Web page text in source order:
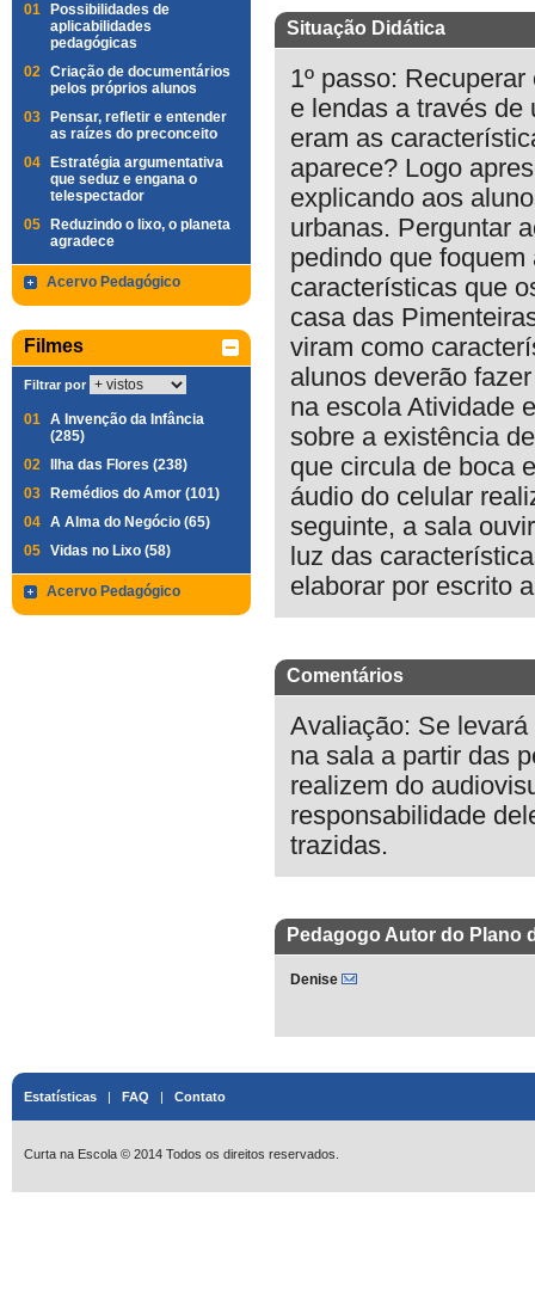
01
Possibilidades de
aplicabilidades
pedagógicas
02 Criação de documentários
pelos próprios alunos
03
Pensar, refletir e entender
as raízes do preconceito
04
Estratégia argumentativa
que seduz e engana o
telespectador
05
Reduzindo o lixo, o planeta
agradece
Acervo Pedagógico
Filmes
Filtrar por
01 A Invenção da Infância
(285)
02
Ilha das Flores (238)
03
Remédios do Amor (101)
04 A Alma do Negócio (65)
05 Vidas no Lixo (58)
Acervo Pedagógico
Situação Didática
1º passo:
e lendas a través de
eram as
aparece? Logo
explicando aos
urbanas. Perguntar
pedindo que
características que
casa das
viram como
alunos deverão
na escola Atividade
sobre a existência
que circula de boca
áudio do celular
seguinte, a sala
luz das
elaborar por escrito
Comentários
Avaliação: Se
na sala a partir das
realizem do
responsabilidade
trazidas.
Pedagogo Autor do Plano
Denise
Estatísticas | FAQ | Contato
Curta na Escola © 2014 Todos os direitos reservados.